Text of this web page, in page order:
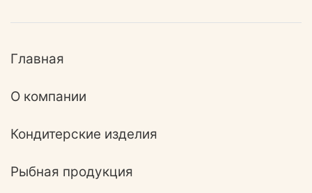
Главная
О компании
Кондитерские изделия
Рыбная продукция